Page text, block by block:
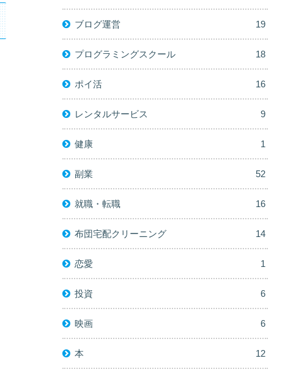
ブログ運営 19
プログラミングスクール 18
ポイ活 16
レンタルサービス 9
健康 1
副業 52
就職・転職 16
布団宅配クリーニング 14
恋愛 1
投資 6
映画 6
本 12